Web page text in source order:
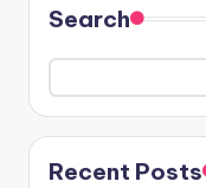
Search
Recent Posts